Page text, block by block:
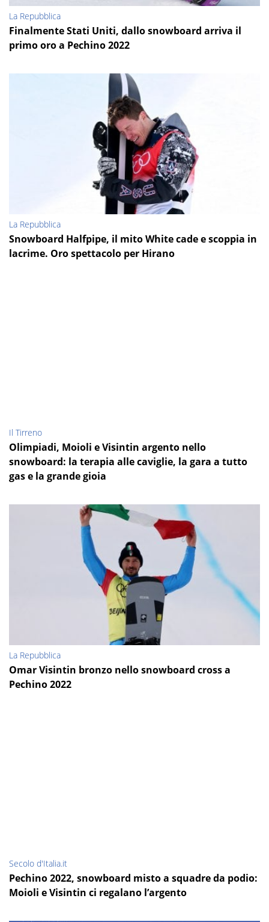
La Repubblica
Finalmente Stati Uniti, dallo snowboard arriva il
primo oro a Pechino 2022
La Repubblica
Snowboard Halfpipe, il mito White cade e scoppia in
lacrime. Oro spettacolo per Hirano
Il Tirreno
Olimpiadi, Moioli e Visintin argento nello
snowboard: la terapia alle caviglie, la gara a tutto
gas e la grande gioia
La Repubblica
Omar Visintin bronzo nello snowboard cross a
Pechino 2022
Secolo d'Italia.it
Pechino 2022, snowboard misto a squadre da podio:
Moioli e Visintin ci regalano l’argento